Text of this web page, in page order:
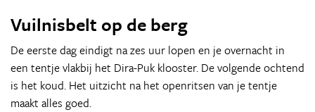
Vuilnisbelt op de berg
De eerste dag eindigt na zes uur lopen en je overnacht in
een tentje vlakbij het Dira-Puk klooster. De volgende ochtend
is het koud. Het uitzicht na het openritsen van je tentje
maakt alles goed.